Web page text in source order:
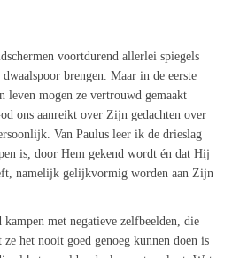
voortdurend allerlei spiegels
brengen. Maar in de eerste
leven mogen ze vertrouwd gemaakt
ons aanreikt over Zijn gedachten over
Van Paulus leer ik de drieslag
is, door Hem gekend wordt én dat Hij
namelijk gelijkvormig worden aan Zijn
met negatieve zelfbeelden, die
het nooit goed genoeg kunnen doen is